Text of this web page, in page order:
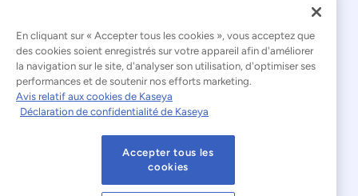
© 2026 Kaseya. Tous droits réservés.
Français
Déclaration relative à l'esclavage moderne
Mentions légales
Conditions d'utilisation du site web
En cliquant sur « Accepter tous les cookies », vous acceptez que
des cookies soient enregistrés sur votre appareil afin d'améliorer
la navigation sur le site, d'analyser son utilisation, d'optimiser ses
performances et de soutenir nos efforts marketing.
Avis relatif aux cookies de Kaseya
Déclaration de confidentialité de Kaseya
Accepter tous les
cookies